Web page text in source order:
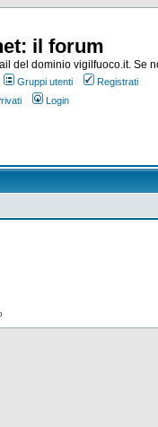
il forum
del dominio vigilfuoco.it. Se
Gruppi utenti
Registrati
Login